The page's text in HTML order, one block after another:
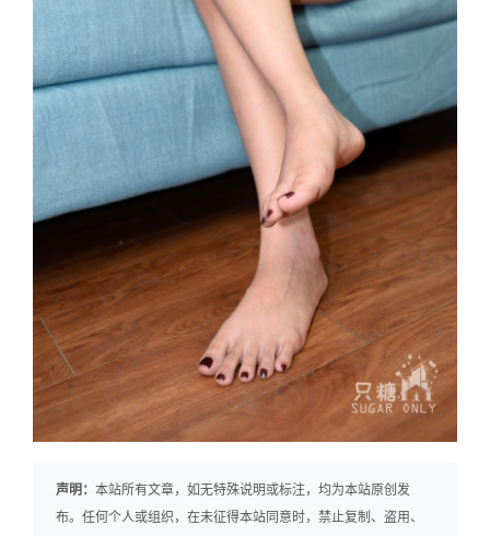
声明： 本站所有文章，如无特殊说明或标注，均为本站原创发
布。任何个人或组织，在未征得本站同意时，禁止复制、盗用、